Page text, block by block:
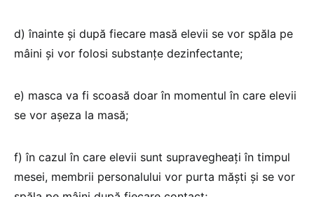
d) înainte şi după fiecare masă elevii se vor spăla pe
mâini şi vor folosi substanţe dezinfectante;
e) masca va fi scoasă doar în momentul în care elevii
se vor aşeza la masă;
f) în cazul în care elevii sunt supravegheaţi în timpul
mesei, membrii personalului vor purta măşti şi se vor